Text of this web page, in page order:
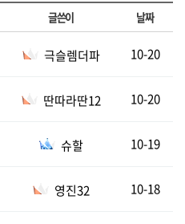
글쓴이 날짜
극슬렘더파 10-20
딴따라딴12 10-20
슈할 10-19
영진32 10-18